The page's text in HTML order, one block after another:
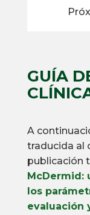
GUÍA
A
traducida al
publicación
McDermid:
los
evaluación